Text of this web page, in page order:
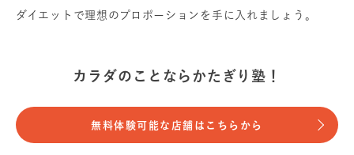
ダイエットで理想のプロポーションを手に入れましょう。
カラダのことならかたぎり塾！
無料体験可能な店舗はこちらから